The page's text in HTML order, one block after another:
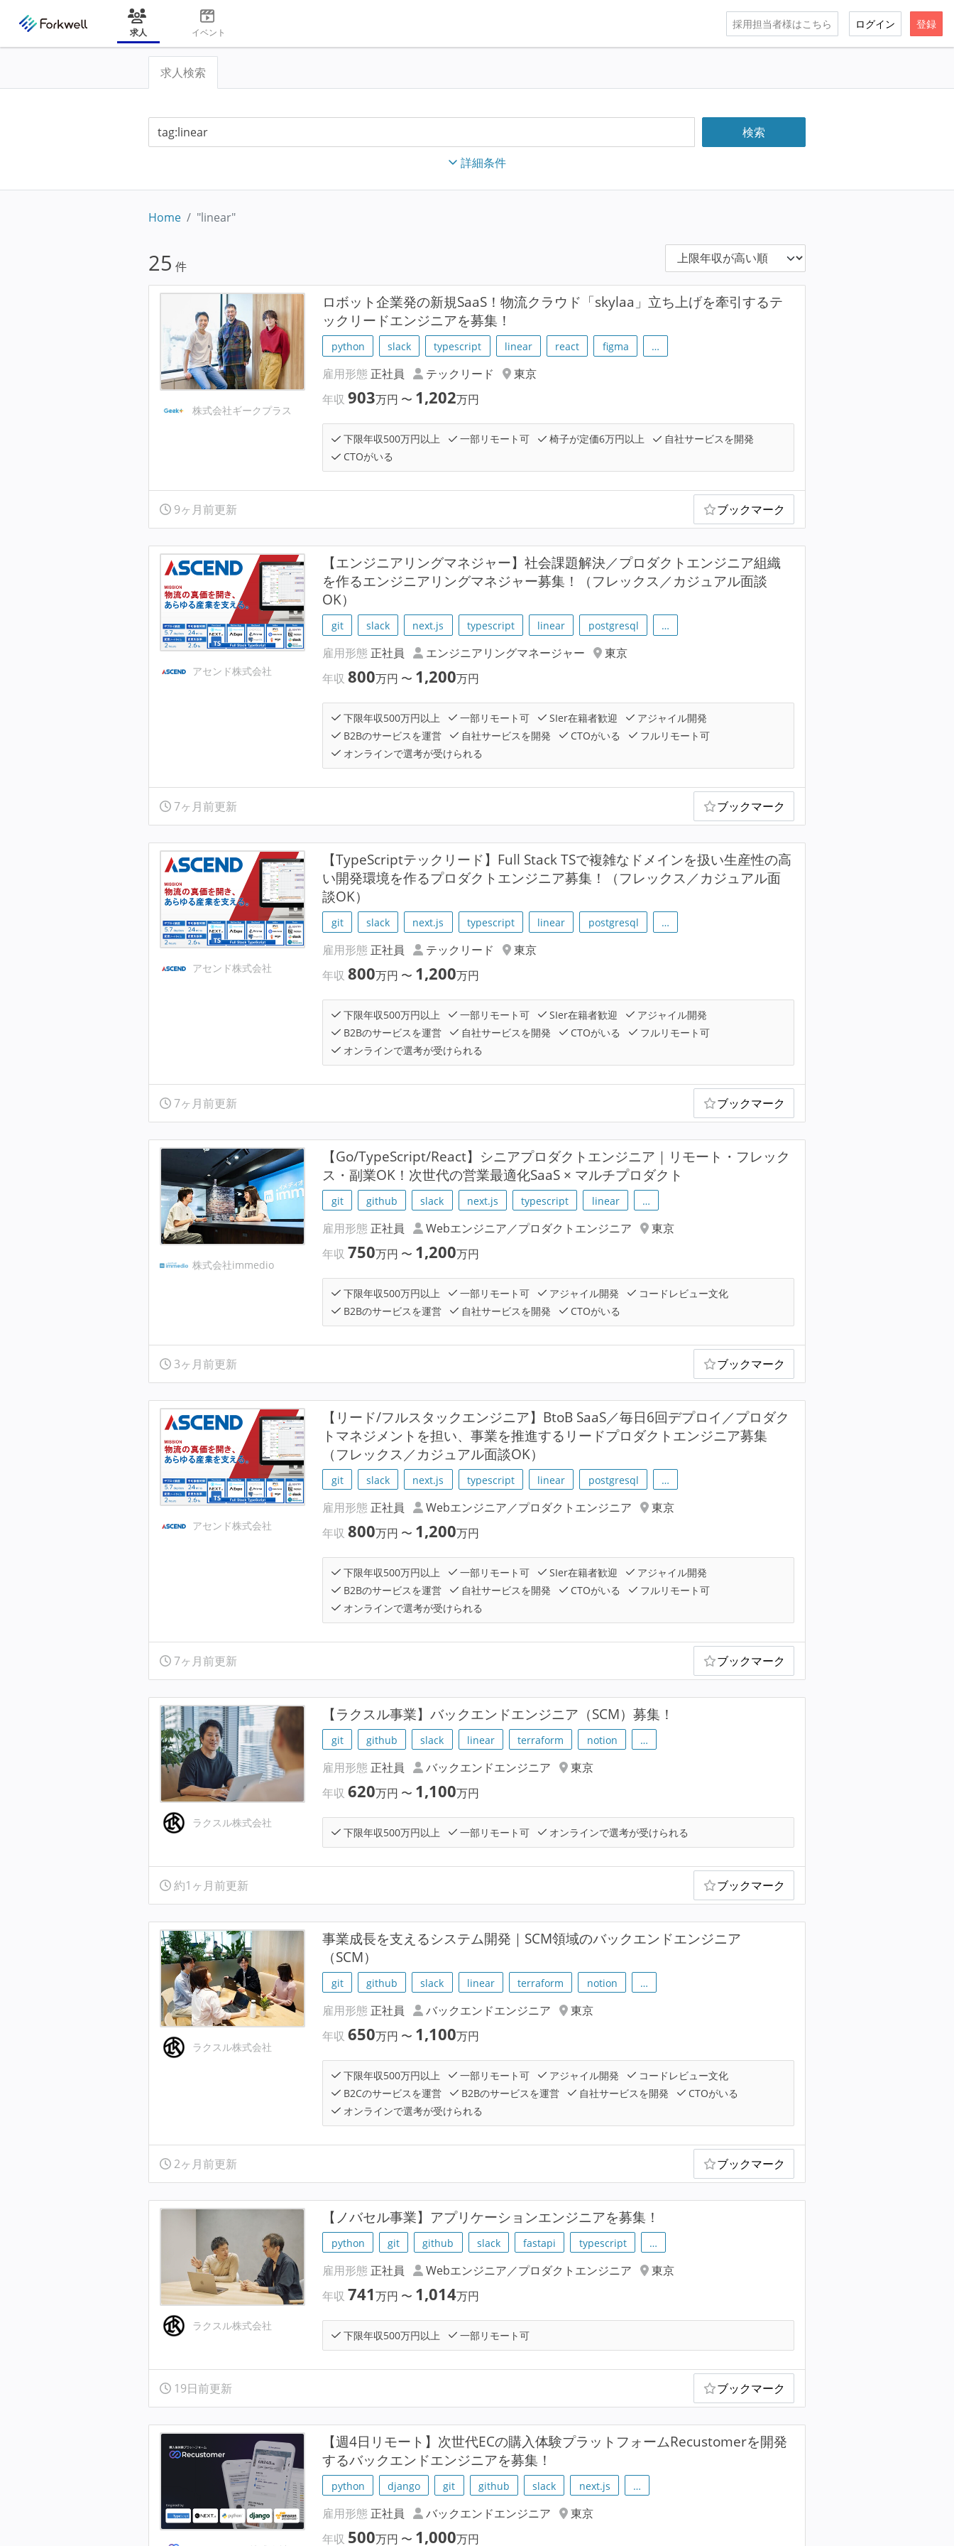
求人 イベント
採用担当者様はこちら ログイン 登録
求人検索
詳細条件
Home "linear"
25 件
株式会社ギークプラス
ロボット企業発の新規SaaS！物流クラウド「skylaa」立ち上げを牽引するテ
ックリードエンジニアを募集！
python slack typescript linear react figma …
雇用形態 正社員 テックリード
東京
年収903万円 〜 1,202万円
下限年収500万円以上 一部リモート可 椅子が定価6万円以上
自社サービスを開発
CTOがいる
9ヶ月前更新 ブックマーク
アセンド株式会社
【エンジニアリングマネジャー】社会課題解決／プロダクトエンジニア組織
を作るエンジニアリングマネジャー募集！（フレックス／カジュアル面談
OK）
git slack next.js typescript linear postgresql …
雇用形態 正社員 エンジニアリングマネージャー
東京
年収800万円 〜 1,200万円
下限年収500万円以上 一部リモート可 SIer在籍者歓迎
アジャイル開発
B2Bのサービスを運営
自社サービスを開発 CTOがいる
フルリモート可
オンラインで選考が受けられる
7ヶ月前更新 ブックマーク
アセンド株式会社
【TypeScriptテックリード】Full Stack TSで複雑なドメインを扱い生産性の高
い開発環境を作るプロダクトエンジニア募集！（フレックス／カジュアル面
談OK）
git slack next.js typescript linear postgresql …
雇用形態 正社員 テックリード
東京
年収800万円 〜 1,200万円
下限年収500万円以上 一部リモート可 SIer在籍者歓迎
アジャイル開発
B2Bのサービスを運営
自社サービスを開発 CTOがいる
フルリモート可
オンラインで選考が受けられる
7ヶ月前更新 ブックマーク
株式会社immedio
【Go/TypeScript/React】シニアプロダクトエンジニア｜リモート・フレック
ス・副業OK！次世代の営業最適化SaaS × マルチプロダクト
git github slack next.js typescript linear …
雇用形態 正社員 Webエンジニア／プロダクトエンジニア
東京
年収750万円 〜 1,200万円
下限年収500万円以上 一部リモート可 アジャイル開発
コードレビュー文化
B2Bのサービスを運営
自社サービスを開発 CTOがいる
3ヶ月前更新 ブックマーク
アセンド株式会社
【リード/フルスタックエンジニア】BtoB SaaS／毎日6回デプロイ／プロダク
トマネジメントを担い、事業を推進するリードプロダクトエンジニア募集
（フレックス／カジュアル面談OK）
git slack next.js typescript linear postgresql …
雇用形態 正社員 Webエンジニア／プロダクトエンジニア
東京
年収800万円 〜 1,200万円
下限年収500万円以上 一部リモート可 SIer在籍者歓迎
アジャイル開発
B2Bのサービスを運営
自社サービスを開発 CTOがいる
フルリモート可
オンラインで選考が受けられる
7ヶ月前更新 ブックマーク
ラクスル株式会社
【ラクスル事業】バックエンドエンジニア（SCM）募集！
git github slack linear terraform notion …
雇用形態 正社員 バックエンドエンジニア
東京
年収620万円 〜 1,100万円
下限年収500万円以上 一部リモート可 オンラインで選考が受けられる
約1ヶ月前更新 ブックマーク
ラクスル株式会社
事業成長を支えるシステム開発｜SCM領域のバックエンドエンジニア
（SCM）
git github slack linear terraform notion …
雇用形態 正社員 バックエンドエンジニア
東京
年収650万円 〜 1,100万円
下限年収500万円以上 一部リモート可 アジャイル開発
コードレビュー文化
B2Cのサービスを運営
B2Bのサービスを運営 自社サービスを開発
CTOがいる
オンラインで選考が受けられる
2ヶ月前更新 ブックマーク
ラクスル株式会社
【ノバセル事業】アプリケーションエンジニアを募集！
python git github slack fastapi typescript …
雇用形態 正社員 Webエンジニア／プロダクトエンジニア
東京
年収741万円 〜 1,014万円
下限年収500万円以上 一部リモート可
19日前更新 ブックマーク
【週4日リモート】次世代ECの購入体験プラットフォームRecustomerを開発
するバックエンドエンジニアを募集！
python django git github slack next.js …
雇用形態 正社員 バックエンドエンジニア
東京
年収 500万円 〜 1,000万円